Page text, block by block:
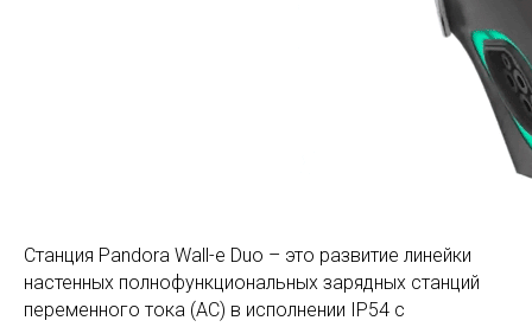
Станция Pandora Wall-e Duo – это развитие линейки
настенных полнофункциональных зарядных станций
переменного тока (AC) в исполнении IP54 с